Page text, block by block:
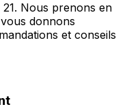
Nous prenons en
donnons
et conseils